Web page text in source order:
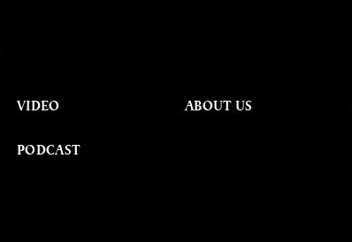
VIDEO
PODCAST
ABOUT US